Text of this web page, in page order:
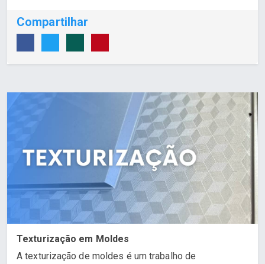
Compartilhar
Texturização em Moldes
A texturização de moldes é um trabalho de